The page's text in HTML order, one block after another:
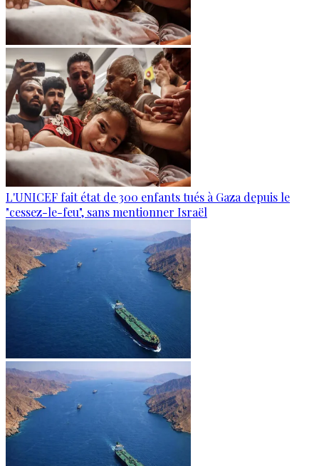
L'UNICEF fait état de 300 enfants tués à Gaza depuis le
"cessez-le-feu", sans mentionner Israël